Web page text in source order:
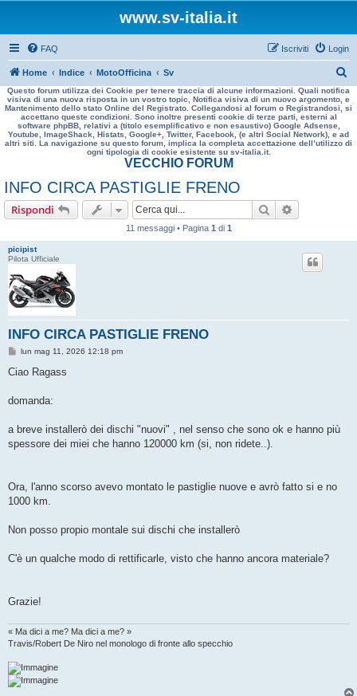
www.sv-italia.it
FAQ Login
Iscriviti
Home Indice MotoOfficina Sv
e
r
a
Questo forum utilizza dei Cookie per tenere traccia di alcune informazioni. Quali notifica
visiva di una nuova risposta in un vostro topic, Notifica visiva di un nuovo argomento, e
Mantenimento dello stato Online del Registrato. Collegandosi al forum o Registrandosi, si
accettano queste condizioni. Sono inoltre presenti cookie di terze parti, esterni al
software phpBB, relativi a (titolo esemplificativo e non esaustivo) Google Adsense,
Youtube, ImageShack, Histats, Google+, Twitter, Facebook, (e altri Social Network), e ad
altri siti. La navigazione su questo forum, implica la completa accettazione dell’utilizzo di
ogni tipologia di cookie esistente su sv-italia.it.
VECCHIO FORUM
INFO CIRCA PASTIGLIE FRENO
Rispondi Cerca
11 messaggi • Pagina 1 di 1
picipist
Pilota Ufficiale
INFO CIRCA PASTIGLIE FRENO
M
s
g
o
lun mag 11, 2026 12:18 pm
Ciao Ragass
domanda:
a breve installerò dei dischi "nuovi" , nel senso che sono ok e hanno più
spessore dei miei che hanno 120000 km (si, non ridete..).
Ora, l'anno scorso avevo montato le pastiglie nuove e avrò fatto si e no
1000 km.
Non posso propio montale sui dischi che installerò
C'è un qualche modo di rettificarle, visto che hanno ancora materiale?
Grazie!
« Ma dici a me? Ma dici a me? »
Travis/Robert De Niro nel monologo di fronte allo specchio